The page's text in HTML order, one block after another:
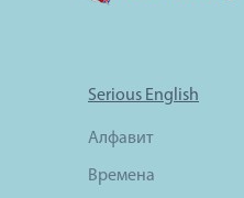
Serious English
Алфавит
Времена